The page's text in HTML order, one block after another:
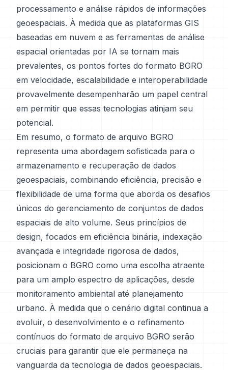
processamento e análise rápidos de informações
geoespaciais. À medida que as plataformas GIS
baseadas em nuvem e as ferramentas de análise
espacial orientadas por IA se tornam mais
prevalentes, os pontos fortes do formato BGRO
em velocidade, escalabilidade e interoperabilidade
provavelmente desempenharão um papel central
em permitir que essas tecnologias atinjam seu
potencial.
Em resumo, o formato de arquivo BGRO
representa uma abordagem sofisticada para o
armazenamento e recuperação de dados
geoespaciais, combinando eficiência, precisão e
flexibilidade de uma forma que aborda os desafios
únicos do gerenciamento de conjuntos de dados
espaciais de alto volume. Seus princípios de
design, focados em eficiência binária, indexação
avançada e integridade rigorosa de dados,
posicionam o BGRO como uma escolha atraente
para um amplo espectro de aplicações, desde
monitoramento ambiental até planejamento
urbano. À medida que o cenário digital continua a
evoluir, o desenvolvimento e o refinamento
contínuos do formato de arquivo BGRO serão
cruciais para garantir que ele permaneça na
vanguarda da tecnologia de dados geoespaciais.